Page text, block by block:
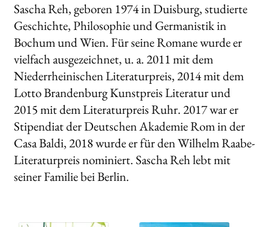
Sascha Reh, geboren 1974 in Duisburg, studierte
Geschichte, Philosophie und Germanistik in
Bochum und Wien. Für seine Romane wurde er
vielfach ausgezeichnet, u. a. 2011 mit dem
Niederrheinischen Literaturpreis, 2014 mit dem
Lotto Brandenburg Kunstpreis Literatur und
2015 mit dem Literaturpreis Ruhr. 2017 war er
Stipendiat der Deutschen Akademie Rom in der
Casa Baldi, 2018 wurde er für den Wilhelm Raabe-
Literaturpreis nominiert. Sascha Reh lebt mit
seiner Familie bei Berlin.